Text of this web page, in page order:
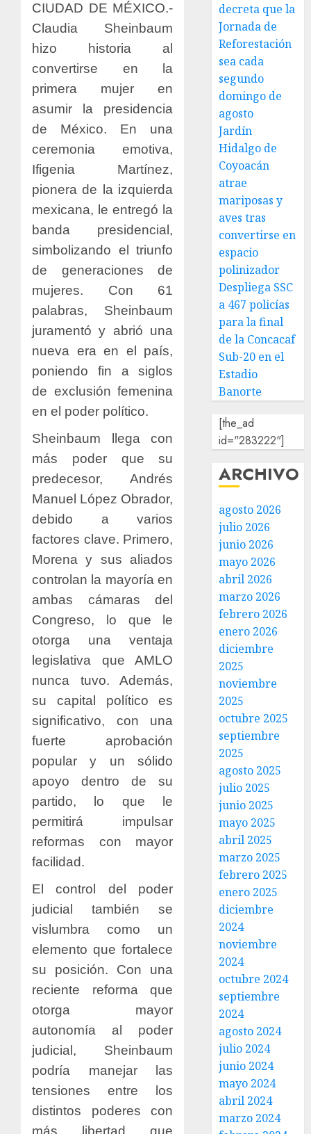
CIUDAD DE MÉXICO.-
Claudia Sheinbaum
hizo historia al
convertirse en la
primera mujer en
asumir la presidencia
de México. En una
ceremonia emotiva,
Ifigenia Martínez,
pionera de la izquierda
mexicana, le entregó la
banda presidencial,
simbolizando el triunfo
de generaciones de
mujeres. Con 61
palabras, Sheinbaum
juramentó y abrió una
nueva era en el país,
poniendo fin a siglos
de exclusión femenina
en el poder político.
Sheinbaum llega con
más poder que su
predecesor, Andrés
Manuel López Obrador,
debido a varios
factores clave. Primero,
Morena y sus aliados
controlan la mayoría en
ambas cámaras del
Congreso, lo que le
otorga una ventaja
legislativa que AMLO
nunca tuvo. Además,
su capital político es
significativo, con una
fuerte aprobación
popular y un sólido
apoyo dentro de su
partido, lo que le
permitirá impulsar
reformas con mayor
facilidad.
El control del poder
judicial también se
vislumbra como un
elemento que fortalece
su posición. Con una
reciente reforma que
otorga mayor
autonomía al poder
judicial, Sheinbaum
podría manejar las
tensiones entre los
distintos poderes con
más libertad que
decreta que la
Jornada de
Reforestación
sea cada
segundo
domingo de
agosto
Jardín
Hidalgo de
Coyoacán
atrae
mariposas y
aves tras
convertirse en
espacio
polinizador
Despliega SSC
a 467 policías
para la final
de la Concacaf
Sub-20 en el
Estadio
Banorte
[the_ad
id="283222"]
ARCHIVO
agosto 2026
julio 2026
junio 2026
mayo 2026
abril 2026
marzo 2026
febrero 2026
enero 2026
diciembre
2025
noviembre
2025
octubre 2025
septiembre
2025
agosto 2025
julio 2025
junio 2025
mayo 2025
abril 2025
marzo 2025
febrero 2025
enero 2025
diciembre
2024
noviembre
2024
octubre 2024
septiembre
2024
agosto 2024
julio 2024
junio 2024
mayo 2024
abril 2024
marzo 2024